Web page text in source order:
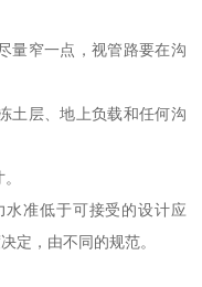
量窄一点，视管路要在沟
土层、地上负载和任何沟
准低于可接受的设计应
定，由不同的规范。